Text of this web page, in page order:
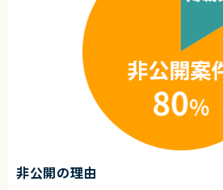
非公開の理由